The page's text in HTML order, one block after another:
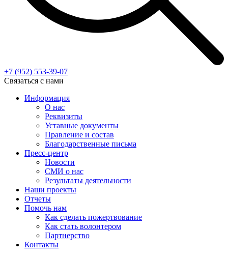
+7 (952) 553-39-07
Связаться с нами
Информация
О нас
Реквизиты
Уставные документы
Правление и состав
Благодарственные письма
Пресс-центр
Новости
СМИ о нас
Результаты деятельности
Наши проекты
Отчеты
Помочь нам
Как сделать пожертвование
Как стать волонтером
Партнерство
Контакты